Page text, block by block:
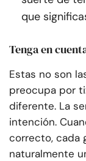
que
Tenga en
Estas no son
preocupa por
diferente. La
intención.
correcto, cada
naturalmente